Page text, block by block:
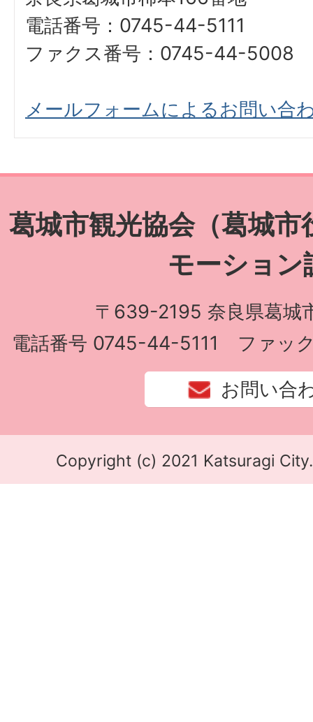
電話番号：0745-44-5111
ファクス番号：0745-44-5008
メールフォームによるお問い合
葛城市観光協会（葛城市
モーション
〒639-2195 奈良県葛城
電話番号 0745-44-5111 ファッ
お問い合
Copyright (c) 2021 Katsuragi